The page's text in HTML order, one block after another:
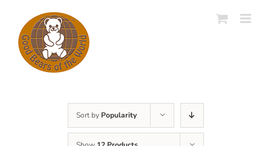
content
Sort by Popularity